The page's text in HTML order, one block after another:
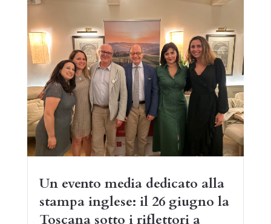
Un evento media dedicato alla
stampa inglese: il 26 giugno la
Toscana sotto i riflettori a